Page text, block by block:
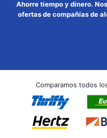
Ahorre tiempo y dinero.
ofertas de compañías de
Comparamos todos